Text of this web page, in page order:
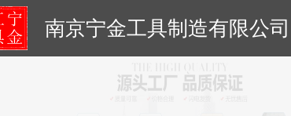
南京宁金工具制造有限公司